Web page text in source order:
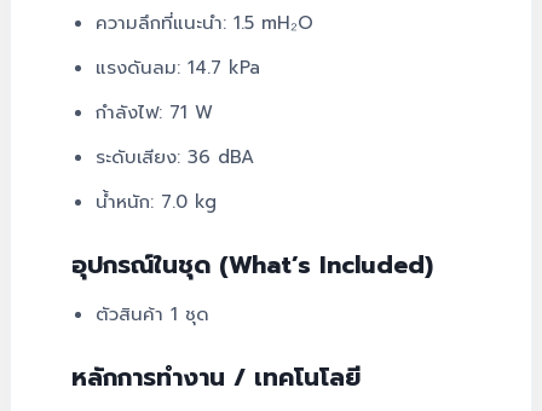
ความลึกที่แนะนำ: 1.5 mH₂O
แรงดันลม: 14.7 kPa
กำลังไฟ: 71 W
ระดับเสียง: 36 dBA
น้ำหนัก: 7.0 kg
อุปกรณ์ในชุด (What’s Included)
ตัวสินค้า 1 ชุด
หลักการทำงาน / เทคโนโลยี